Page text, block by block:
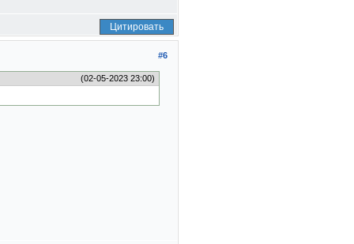
Цитировать
#6
(02-05-2023 23:00)